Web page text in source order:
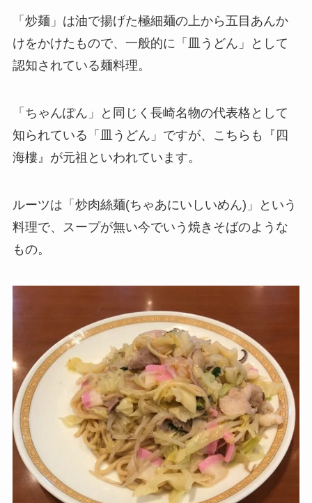
「炒麺」は油で揚げた極細麺の上から五目あんか
けをかけたもので、一般的に「皿うどん」として
認知されている麺料理。
「ちゃんぽん」と同じく長崎名物の代表格として
知られている「皿うどん」ですが、こちらも『四
海樓』が元祖といわれています。
ルーツは「炒肉絲麺(ちゃあにいしいめん)」という
料理で、スープが無い今でいう焼きそばのような
もの。